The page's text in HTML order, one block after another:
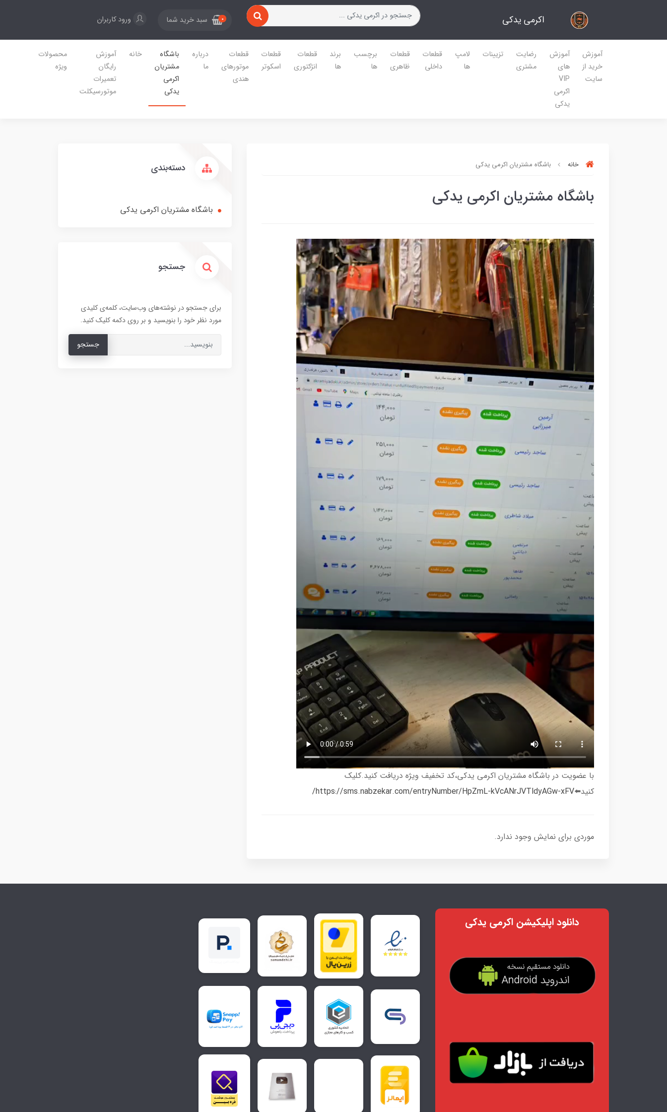
اکرمی یدکی 0 سبد خرید شما ورود کاربران
آموزش
خرید از
سایت
آموزش
های
VIP
اکرمی
یدکی
رضایت
مشتری
تزیینات
لامپ
ها
قطعات
داخلی
قطعات
ظاهری
برچسب
ها
برند
ها
قطعات
انژکتوری
قطعات
اسکوتر
قطعات
موتورهای
هندی
درباره
ما
باشگاه
مشتریان
اکرمی
یدکی
خانه
آموزش
رایگان
تعمیرات
موتورسیکلت
محصولات
ویژه
خانه باشگاه مشتریان اکرمی یدکی
باشگاه مشتریان اکرمی یدکی
با عضویت در باشگاه مشتریان اکرمی یدکی،کد تخفیف ویژه دریافت کنید.کلیک
کنید⬅️https://sms.nabzekar.com/entryNumber/HpZmL-kVcANrJVTldyAGw-xFV/
موردی برای نمایش وجود ندارد.
دسته‌بندی
باشگاه مشتریان اکرمی یدکی
جستجو
برای جستجو در نوشته‌های وب‌سایت، کلمه‌ی کلیدی
مورد نظر خود را بنویسید و بر روی دکمه کلیک کنید.
جستجو
دانلود اپلیکیشن اکرمی یدکی